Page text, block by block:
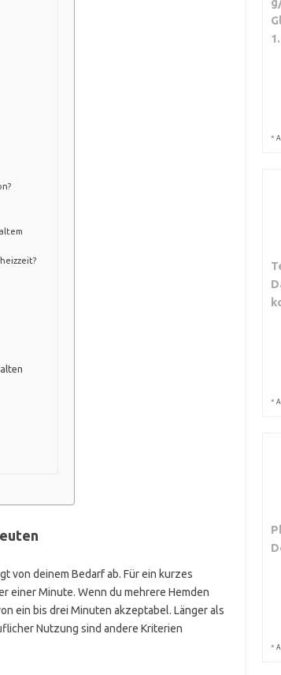
von deinem Bedarf ab. Für ein kurzes
einer Minute. Wenn du mehrere Hemden
ein bis drei Minuten akzeptabel. Länger als
Nutzung sind andere Kriterien
*
*
*